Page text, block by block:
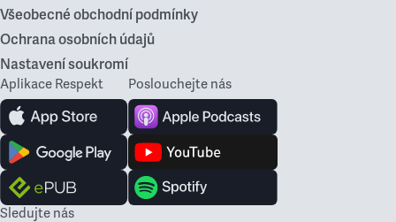
Všeobecné obchodní podmínky
Ochrana osobních údajů
Nastavení soukromí
Aplikace Respekt Poslouchejte nás
Sledujte nás